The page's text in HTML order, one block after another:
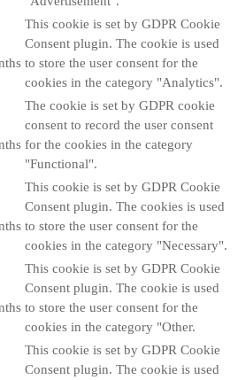
This cookie is set by GDPR Cookie
Consent plugin. The cookie is used
to store the user consent for the
cookies in the category "Analytics".
The cookie is set by GDPR cookie
consent to record the user consent
for the cookies in the category
"Functional".
This cookie is set by GDPR Cookie
Consent plugin. The cookies is used
to store the user consent for the
cookies in the category "Necessary".
This cookie is set by GDPR Cookie
Consent plugin. The cookie is used
to store the user consent for the
cookies in the category "Other.
This cookie is set by GDPR Cookie
Consent plugin. The cookie is used